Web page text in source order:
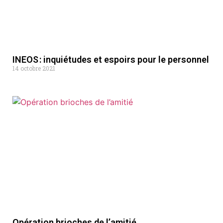
INEOS : inquiétudes et espoirs pour le personnel
14 octobre 2021